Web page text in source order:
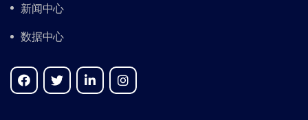
新闻中心
数据中心